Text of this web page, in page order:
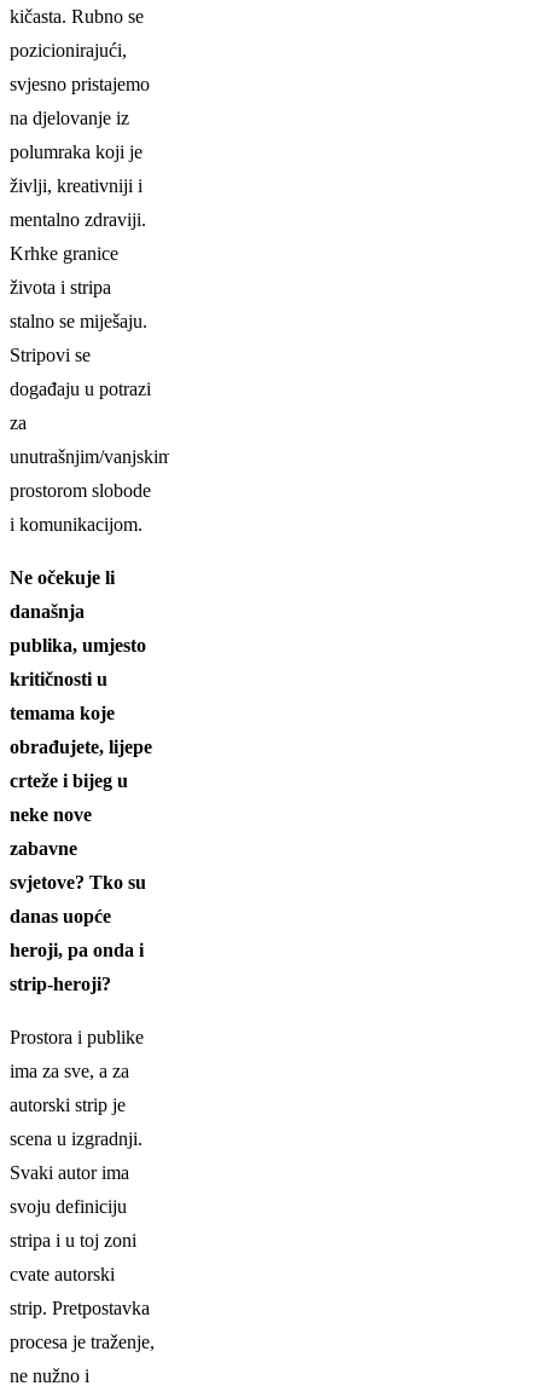
kičasta. Rubno se
pozicionirajući,
svjesno pristajemo
na djelovanje iz
polumraka koji je
življi, kreativniji i
mentalno zdraviji.
Krhke granice
života i stripa
stalno se miješaju.
Stripovi se
događaju u potrazi
za
unutrašnjim/vanjskim
prostorom slobode
i komunikacijom.
Ne očekuje li
današnja
publika, umjesto
kritičnosti u
temama koje
obrađujete, lijepe
crteže i bijeg u
neke nove
zabavne
svjetove? Tko su
danas uopće
heroji, pa onda i
strip-heroji?
Prostora i publike
ima za sve, a za
autorski strip je
scena u izgradnji.
Svaki autor ima
svoju definiciju
stripa i u toj zoni
cvate autorski
strip. Pretpostavka
procesa je traženje,
ne nužno i